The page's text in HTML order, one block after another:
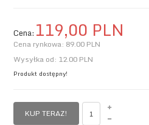
Cena: 119,00 PLN
Cena rynkowa: 89.00 PLN
Wysyłka od: 12.00 PLN
Produkt dostępny!
KUP TERAZ!